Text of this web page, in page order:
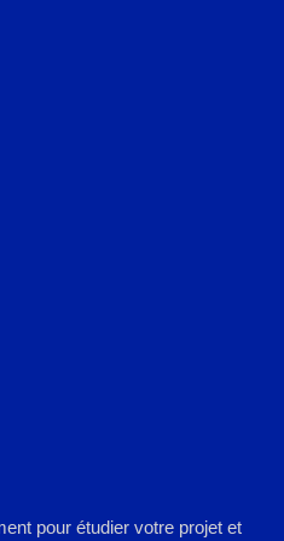
pour étudier votre projet et